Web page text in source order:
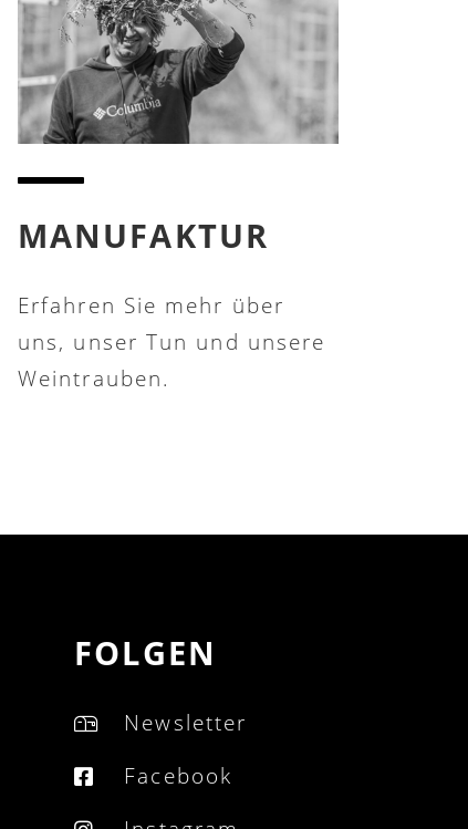
MANUFAKTUR
Erfahren Sie mehr über
uns, unser Tun und unsere
Weintrauben.
FOLGEN
Newsletter
Facebook